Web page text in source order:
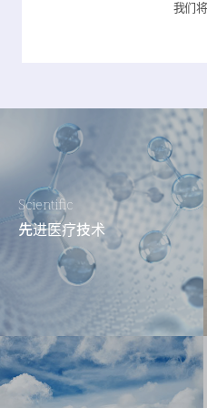
我们
Scientific
先进医疗技术